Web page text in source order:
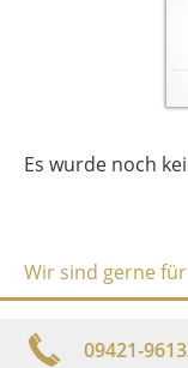
Es wurde noch
Wir sind gerne für
09421-